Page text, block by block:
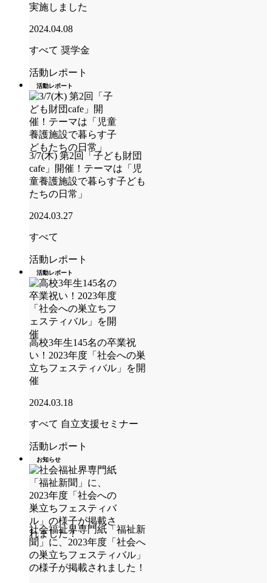
実施しました
2024.04.08
すべて 奨学金
活動レポート
活動レポート
3/7(木) 第2回「子ども財団
cafe」開催！テーマは「児
童養護施設で暮らす子ども
たちの日常」
2024.03.27
すべて
活動レポート
活動レポート
高校3年生145名の卒業祝
い！2023年度「社会への巣
立ちフェスティバル」を開
催
2024.03.18
すべて 自立支援セミナー
活動レポート
お知らせ
社会福祉界専門紙「福祉新
聞」に、2023年度「社会へ
の巣立ちフェスティバル」
の様子が掲載されました！